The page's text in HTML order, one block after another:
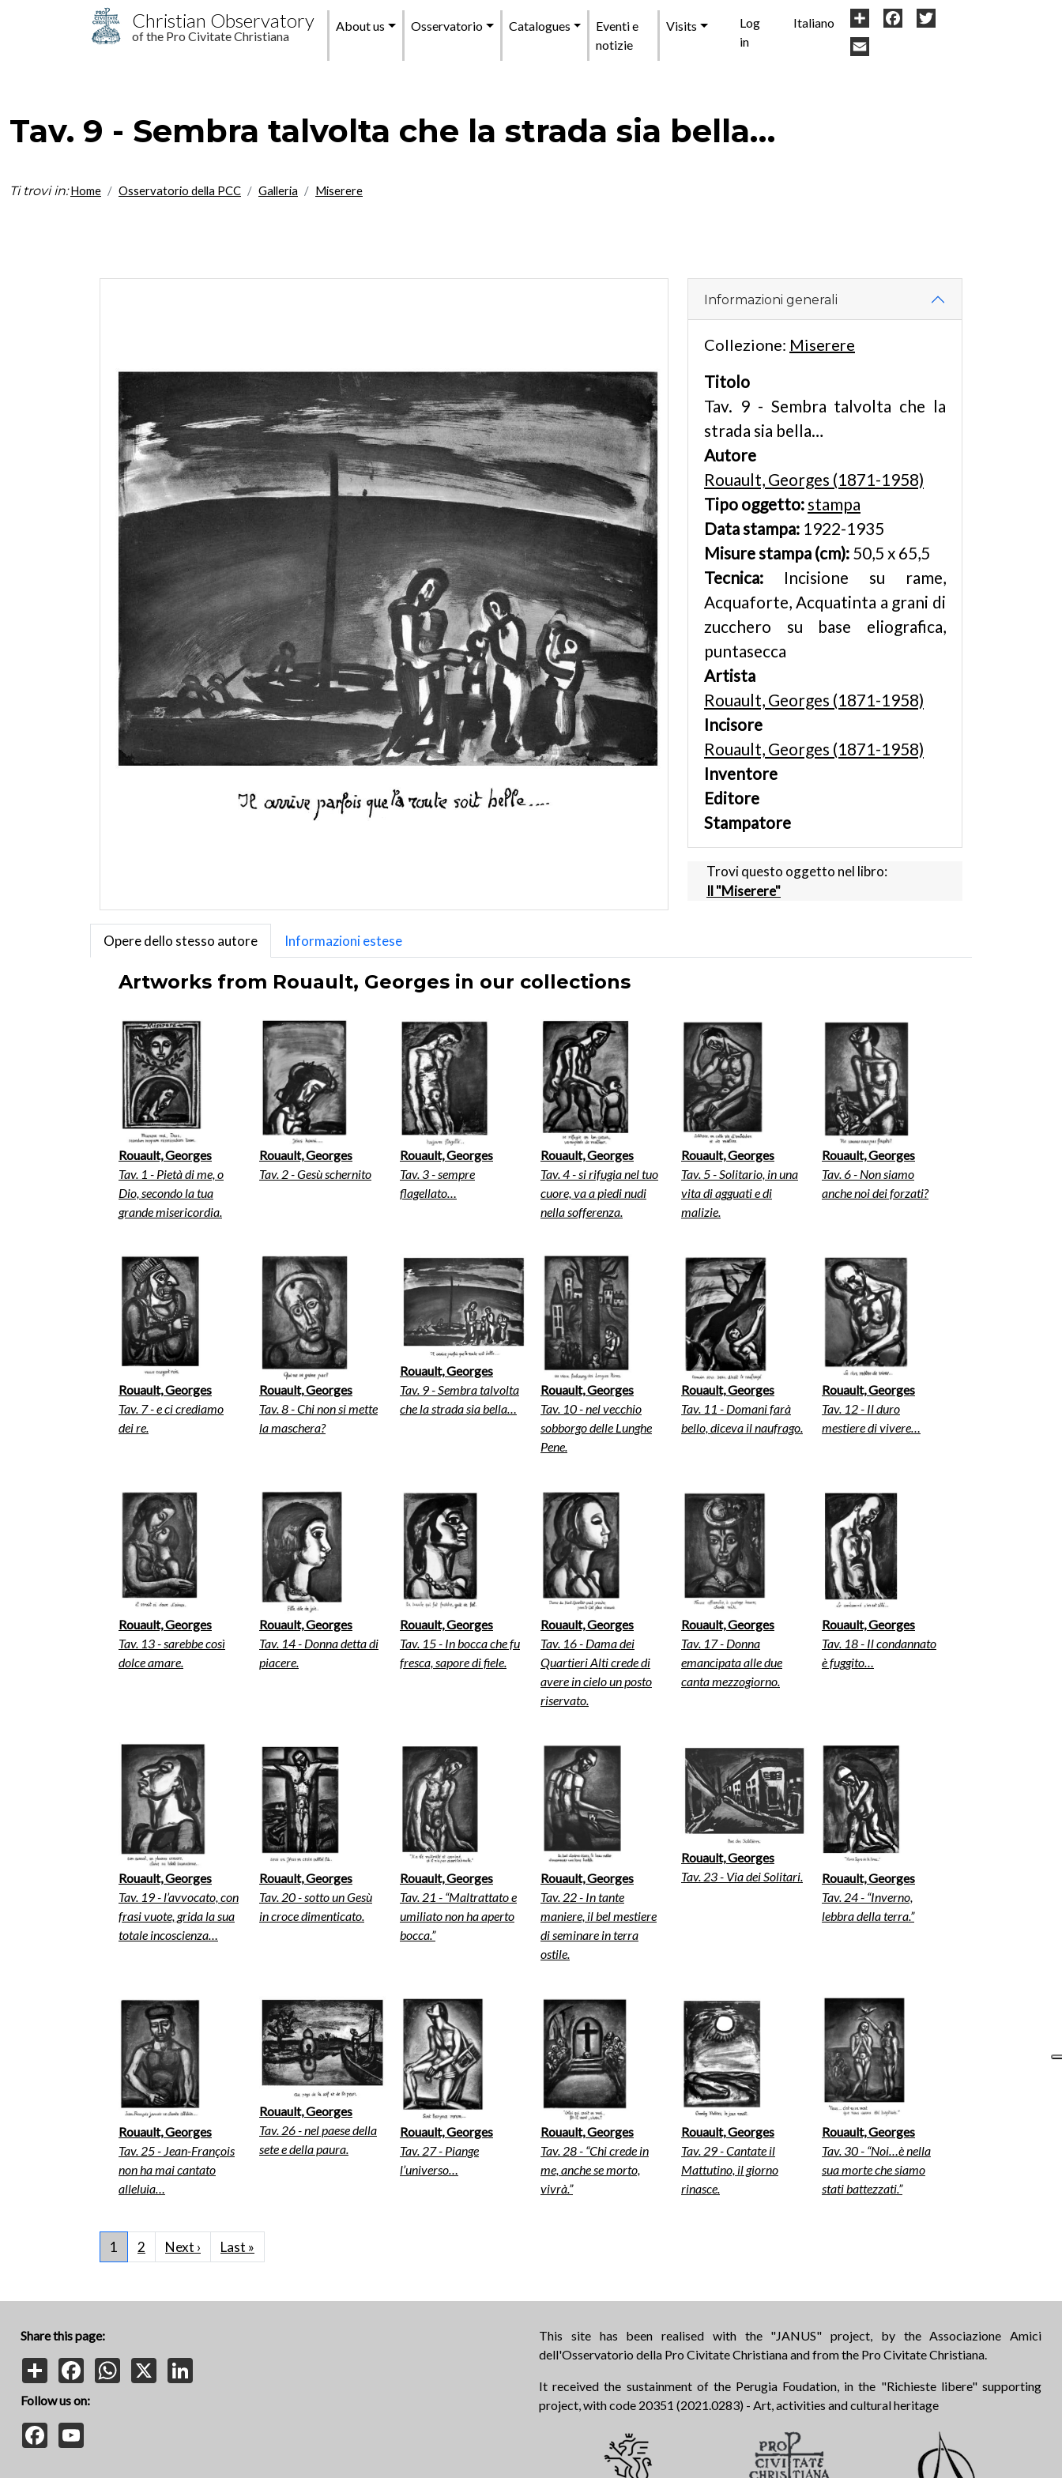
Skip to main content
Christian Observatory
of the Pro Civitate Christiana
Menu
About us Osservatorio Catalogues
Eventi e
notizie
Visits
User
account
Log
in
Italiano Share Facebook
Tav. 9 - Sembra talvolta che la strada sia bella…
Ti trovi in: Home Osservatorio della PCC Galleria Miserere
Informazioni generali
Collezione: Miserere
Titolo
Tav. 9 - Sembra talvolta che la
strada sia bella…
Autore
Rouault, Georges (1871-1958)
Tipo oggetto:stampa
Data stampa: 1922-1935
Misure stampa (cm): 50,5 x 65,5
Tecnica: Incisione su rame,
Acquaforte, Acquatinta a grani di
zucchero su base eliografica,
puntasecca
Artista
Rouault, Georges (1871-1958)
Incisore
Rouault, Georges (1871-1958)
Inventore
Editore
Stampatore
Trovi questo oggetto nel libro:
Il "Miserere"
Opere dello stesso autore Informazioni estese
Artworks from Rouault, Georges in our collections
Rouault, Georges
Tav. 1 - Pietà di me, o
Dio, secondo la tua
grande misericordia.
Rouault, Georges
Tav. 2 - Gesù schernito
Rouault, Georges
Tav. 3 - sempre
flagellato…
Rouault, Georges
Tav. 4 - si rifugia nel tuo
cuore, va a piedi nudi
nella sofferenza.
Rouault, Georges
Tav. 5 - Solitario, in una
vita di agguati e di
malizie.
Rouault, Georges
Tav. 6 - Non siamo
anche noi dei forzati?
Rouault, Georges
Tav. 7 - e ci crediamo
dei re.
Rouault, Georges
Tav. 8 - Chi non si mette
la maschera?
Rouault, Georges
Tav. 9 - Sembra talvolta
che la strada sia bella…
Rouault, Georges
Tav. 10 - nel vecchio
sobborgo delle Lunghe
Pene.
Rouault, Georges
Tav. 11 - Domani farà
bello, diceva il naufrago.
Rouault, Georges
Tav. 12 - Il duro
mestiere di vivere…
Rouault, Georges
Tav. 13 - sarebbe così
dolce amare.
Rouault, Georges
Tav. 14 - Donna detta di
piacere.
Rouault, Georges
Tav. 15 - In bocca che fu
fresca, sapore di fiele.
Rouault, Georges
Tav. 16 - Dama dei
Quartieri Alti crede di
avere in cielo un posto
riservato.
Rouault, Georges
Tav. 17 - Donna
emancipata alle due
canta mezzogiorno.
Rouault, Georges
Tav. 18 - Il condannato
è fuggito…
Rouault, Georges
Tav. 19 - l’avvocato, con
frasi vuote, grida la sua
totale incoscienza…
Rouault, Georges
Tav. 20 - sotto un Gesù
in croce dimenticato.
Rouault, Georges
Tav. 21 - “Maltrattato e
umiliato non ha aperto
bocca.”
Rouault, Georges
Tav. 22 - In tante
maniere, il bel mestiere
di seminare in terra
ostile.
Rouault, Georges
Tav. 23 - Via dei Solitari.
Rouault, Georges
Tav. 24 - “Inverno,
lebbra della terra.”
Rouault, Georges
Tav. 25 - Jean-François
non ha mai cantato
alleluia…
Rouault, Georges
Tav. 26 - nel paese della
sete e della paura.
Rouault, Georges
Tav. 27 - Piange
l’universo…
Rouault, Georges
Tav. 28 - “Chi crede in
me, anche se morto,
vivrà.”
Rouault, Georges
Tav. 29 - Cantate il
Mattutino, il giorno
rinasce.
Rouault, Georges
Tav. 30 - “Noi…è nella
sua morte che siamo
stati battezzati.”
1 2 Next › Next page
Last »
Share this page:
Share
FacebookWhatsApp
Follow us on:
Facebook
This site has been realised with the "JANUS" project, by the Associazione Amici
dell'Osservatorio della Pro Civitate Christiana and from the Pro Civitate Christiana.
It received the sustainment of the Perugia Foudation, in the "Richieste libere" supporting
project, with code 20351 (2021.0283) - Art, activities and cultural heritage